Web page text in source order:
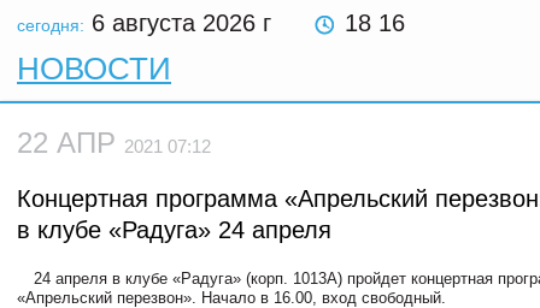
сегодня: 6 августа 2026 г 18 16
НОВОСТИ
22 АПР 2021 07:12
Концертная программа «Апрельский
в клубе «Радуга» 24 апреля
24 апреля в клубе «Радуга» (корп. 1013А) пройдет концертная
«Апрельский перезвон». Начало в 16.00, вход свободный.